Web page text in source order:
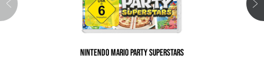
NINTENDO MARIO PARTY SUPERSTARS